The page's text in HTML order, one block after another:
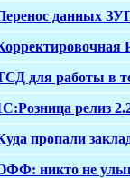
данных
для работы в
релиз
пропали
никто не